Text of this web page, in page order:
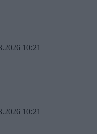
10:21
10:21